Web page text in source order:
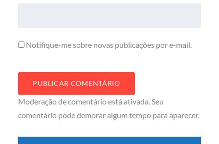
Notifique-me sobre novas publicações por e-mail.
Moderação de comentário está ativada. Seu
comentário pode demorar algum tempo para aparecer.